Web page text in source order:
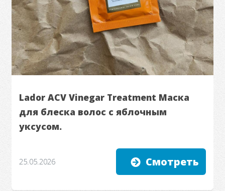
Lador ACV Vinegar Treatment Маска
для блеска волос с яблочным
уксусом.
25.05.2026 Смотреть